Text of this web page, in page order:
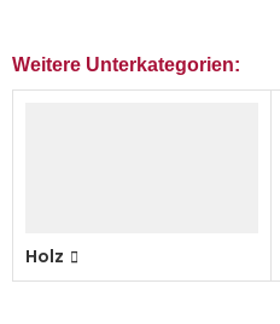
Weitere Unterkategorien:
Holz